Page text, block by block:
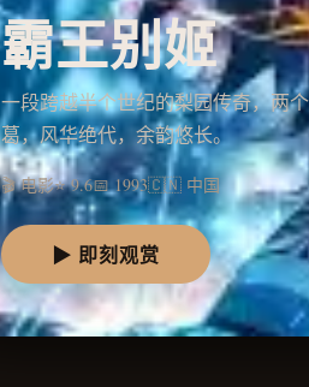
霸王别姬
一段跨越半个世纪的梨园传奇，两
葛，风华绝代，余韵悠长。
🎬 电影⭐ 9.6📅 1993🇨🇳 中国
▶ 即刻观赏